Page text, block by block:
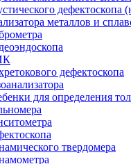
дефектоскопа
металлов и
дефектоскопа
для определения
твердомера